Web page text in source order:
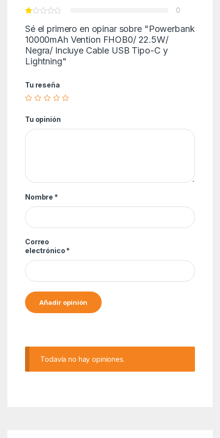
0
Sé el primero en opinar sobre "Powerbank
10000mAh Vention FHOB0/ 22.5W/
Negra/ Incluye Cable USB Tipo-C y
Lightning"
Tu reseña
Tu opinión
Nombre *
Correo
electrónico *
Todavía no hay opiniones.